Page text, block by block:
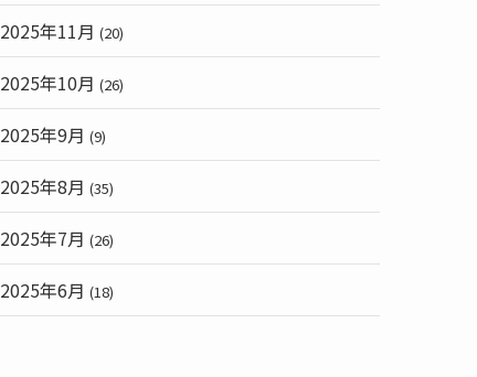
2025年11月 (20)
2025年10月 (26)
2025年9月 (9)
2025年8月 (35)
2025年7月 (26)
2025年6月 (18)